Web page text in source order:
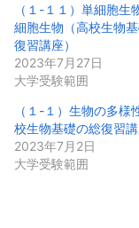
（１-１１）単細胞生
細胞生物（高校生物
復習講座）
2023年7月27日
大学受験範囲
（１-１）生物の多様
校生物基礎の総復習講
2023年7月2日
大学受験範囲